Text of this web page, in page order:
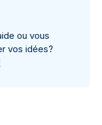
ou vous
vos idées?